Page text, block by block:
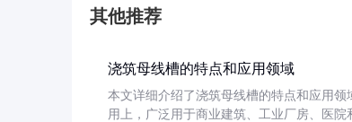
其他推荐
浇筑母线槽的特点和应用领域
本文详细介绍了浇筑母线槽的特点和应用
用上，广泛用于商业建筑、工业厂房、医